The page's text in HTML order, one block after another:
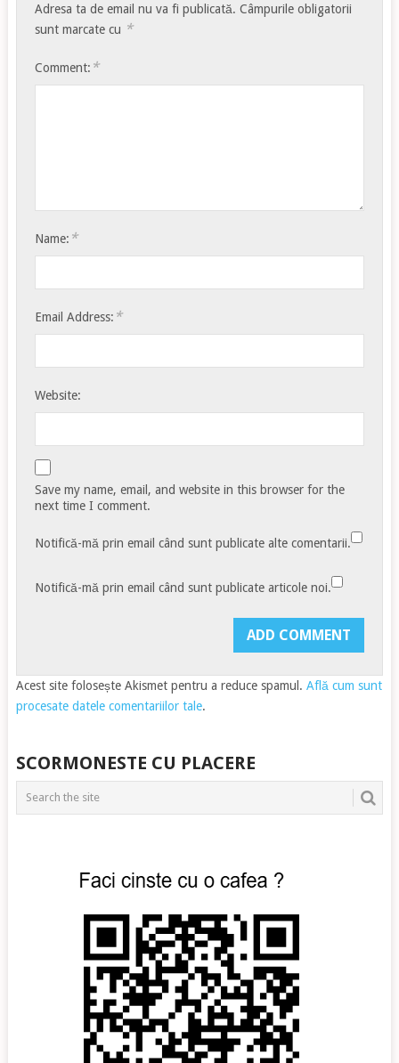
Adresa ta de email nu va fi publicată. Câmpurile obligatorii
sunt marcate cu *
Comment: *
Name: *
Email Address: *
Website:
Save my name, email, and website in this browser for the
next time I comment.
Notifică-mă prin email când sunt publicate alte comentarii.
Notifică-mă prin email când sunt publicate articole noi.
Acest site folosește Akismet pentru a reduce spamul. Află cum sunt
procesate datele comentariilor tale.
SCORMONESTE CU PLACERE